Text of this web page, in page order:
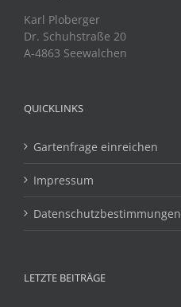
Karl Ploberger
Dr. Schuhstraße 20
A-4863 Seewalchen
QUICKLINKS
Gartenfrage einreichen
Impressum
Datenschutzbestimmungen
LETZTE BEITRÄGE